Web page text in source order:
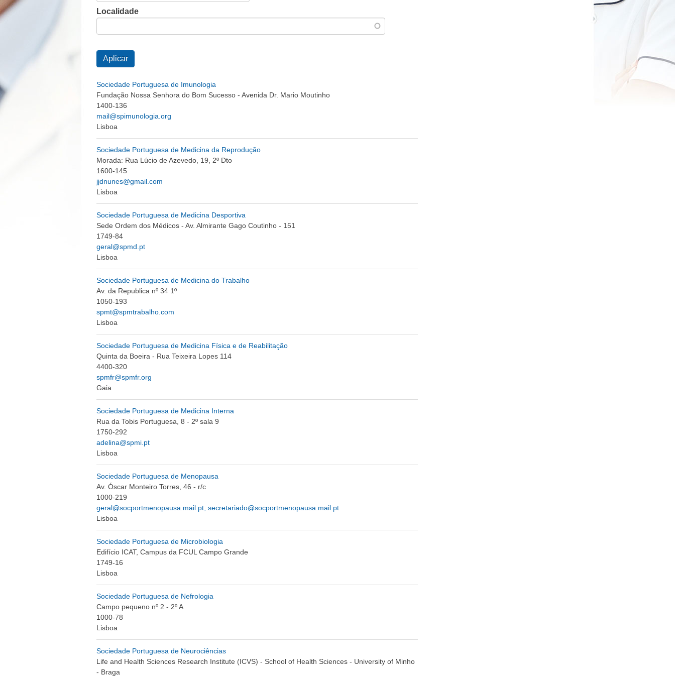
Localidade
Sociedade Portuguesa de Imunologia
Fundação Nossa Senhora do Bom Sucesso - Avenida Dr. Mario Moutinho
1400-136
mail@spimunologia.org
Lisboa
Sociedade Portuguesa de Medicina da Reprodução
Morada: Rua Lúcio de Azevedo, 19, 2º Dto
1600-145
jjdnunes@gmail.com
Lisboa
Sociedade Portuguesa de Medicina Desportiva
Sede Ordem dos Médicos - Av. Almirante Gago Coutinho - 151
1749-84
geral@spmd.pt
Lisboa
Sociedade Portuguesa de Medicina do Trabalho
Av. da Republica nº 34 1º
1050-193
spmt@spmtrabalho.com
Lisboa
Sociedade Portuguesa de Medicina Física e de Reabilitação
Quinta da Boeira - Rua Teixeira Lopes 114
4400-320
spmfr@spmfr.org
Gaia
Sociedade Portuguesa de Medicina Interna
Rua da Tobis Portuguesa, 8 - 2º sala 9
1750-292
adelina@spmi.pt
Lisboa
Sociedade Portuguesa de Menopausa
Av. Óscar Monteiro Torres, 46 - r/c
1000-219
geral@socportmenopausa.mail.pt; secretariado@socportmenopausa.mail.pt
Lisboa
Sociedade Portuguesa de Microbiologia
Edifício ICAT, Campus da FCUL Campo Grande
1749-16
Lisboa
Sociedade Portuguesa de Nefrologia
Campo pequeno nº 2 - 2º A
1000-78
Lisboa
Sociedade Portuguesa de Neurociências
Life and Health Sciences Research Institute (ICVS) - School of Health Sciences - University of Minho
- Braga